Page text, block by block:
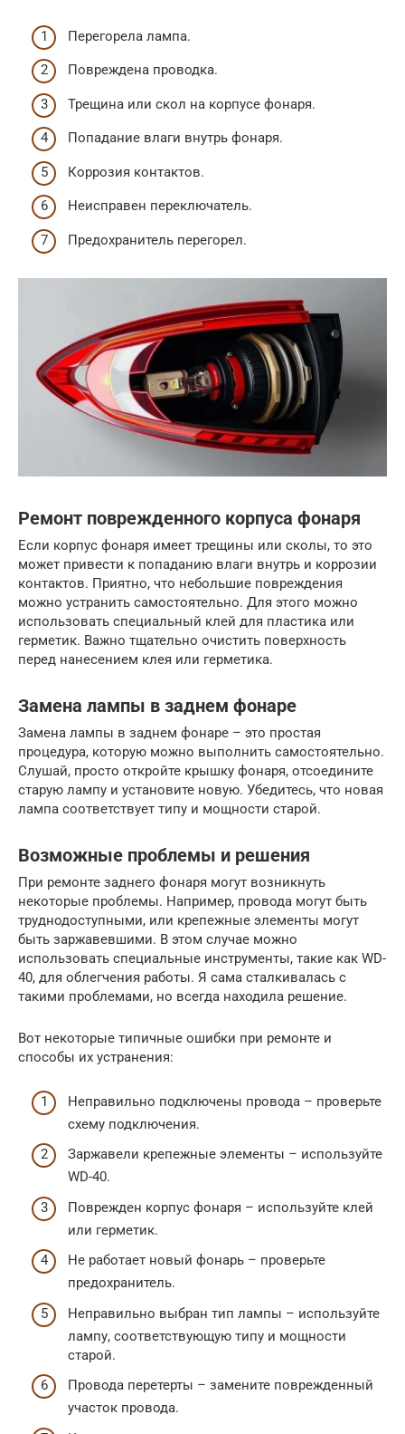
Перегорела лампа.
Повреждена проводка.
Трещина или скол на корпусе фонаря.
Попадание влаги внутрь фонаря.
Коррозия контактов.
Неисправен переключатель.
Предохранитель перегорел.
Ремонт поврежденного корпуса фонаря
Если корпус фонаря имеет трещины или сколы, то это
может привести к попаданию влаги внутрь и коррозии
контактов. Приятно, что небольшие повреждения
можно устранить самостоятельно. Для этого можно
использовать специальный клей для пластика или
герметик. Важно тщательно очистить поверхность
перед нанесением клея или герметика.
Замена лампы в заднем фонаре
Замена лампы в заднем фонаре – это простая
процедура, которую можно выполнить самостоятельно.
Слушай, просто откройте крышку фонаря, отсоедините
старую лампу и установите новую. Убедитесь, что новая
лампа соответствует типу и мощности старой.
Возможные проблемы и решения
При ремонте заднего фонаря могут возникнуть
некоторые проблемы. Например, провода могут быть
труднодоступными, или крепежные элементы могут
быть заржавевшими. В этом случае можно
использовать специальные инструменты, такие как WD-
40, для облегчения работы. Я сама сталкивалась с
такими проблемами, но всегда находила решение.
Вот некоторые типичные ошибки при ремонте и
способы их устранения:
Неправильно подключены провода – проверьте
схему подключения.
Заржавели крепежные элементы – используйте
WD-40.
Поврежден корпус фонаря – используйте клей
или герметик.
Не работает новый фонарь – проверьте
предохранитель.
Неправильно выбран тип лампы – используйте
лампу, соответствующую типу и мощности
старой.
Провода перетерты – замените поврежденный
участок провода.